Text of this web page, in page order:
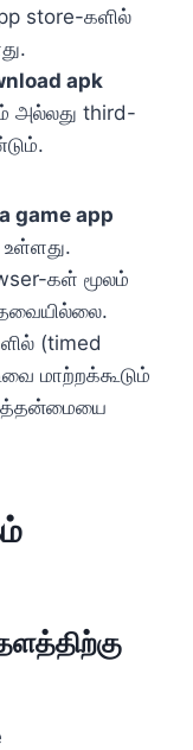
store-களில்
apk
அல்லது third-
game app
உள்ளது.
கள் மூலம்
(timed
மாற்றக்கூடும்